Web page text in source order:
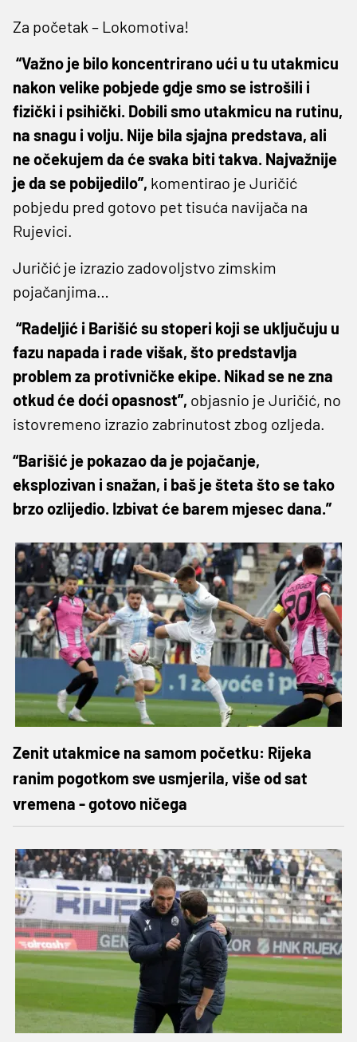
Za početak – Lokomotiva!
“Važno je bilo koncentrirano ući u tu utakmicu
nakon velike pobjede gdje smo se istrošili i
fizički i psihički. Dobili smo utakmicu na rutinu,
na snagu i volju. Nije bila sjajna predstava, ali
ne očekujem da će svaka biti takva. Najvažnije
je da se pobijedilo”, komentirao je Juričić
pobjedu pred gotovo pet tisuća navijača na
Rujevici.
Juričić je izrazio zadovoljstvo zimskim
pojačanjima…
“Radeljić i Barišić su stoperi koji se uključuju u
fazu napada i rade višak, što predstavlja
problem za protivničke ekipe. Nikad se ne zna
otkud će doći opasnost”, objasnio je Juričić, no
istovremeno izrazio zabrinutost zbog ozljeda.
“Barišić je pokazao da je pojačanje,
eksplozivan i snažan, i baš je šteta što se tako
brzo ozlijedio. Izbivat će barem mjesec dana.”
Zenit utakmice na samom početku: Rijeka
ranim pogotkom sve usmjerila, više od sat
vremena - gotovo ničega